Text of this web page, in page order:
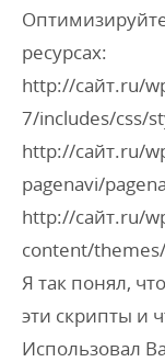
ресурсах:
http://сайт.ru/
7/includes/css/
http://сайт.ru/
pagenavi/
http://сайт.ru/
content/
Я так понял,
эти скрипты и
Использовал